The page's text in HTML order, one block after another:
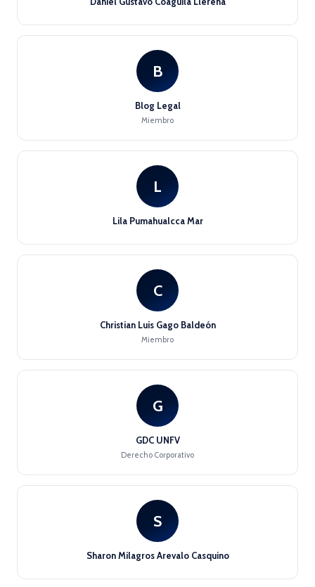
B
Blog Legal
Miembro
L
Lila Pumahualcca Mar
C
Christian Luis Gago Baldeón
Miembro
G
GDC UNFV
Derecho Corporativo
S
Sharon Milagros Arevalo Casquino